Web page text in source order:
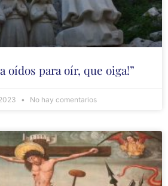
oídos para oír, que oiga!”
No hay comentarios